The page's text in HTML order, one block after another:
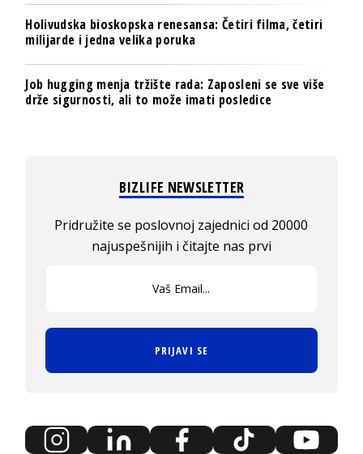
Holivudska bioskopska renesansa: Četiri filma, četiri
milijarde i jedna velika poruka
Job hugging menja tržište rada: Zaposleni se sve više
drže sigurnosti, ali to može imati posledice
BIZLIFE NEWSLETTER
Pridružite se poslovnoj zajednici od 20000
najuspešnijih i čitajte nas prvi
PRIJAVI SE